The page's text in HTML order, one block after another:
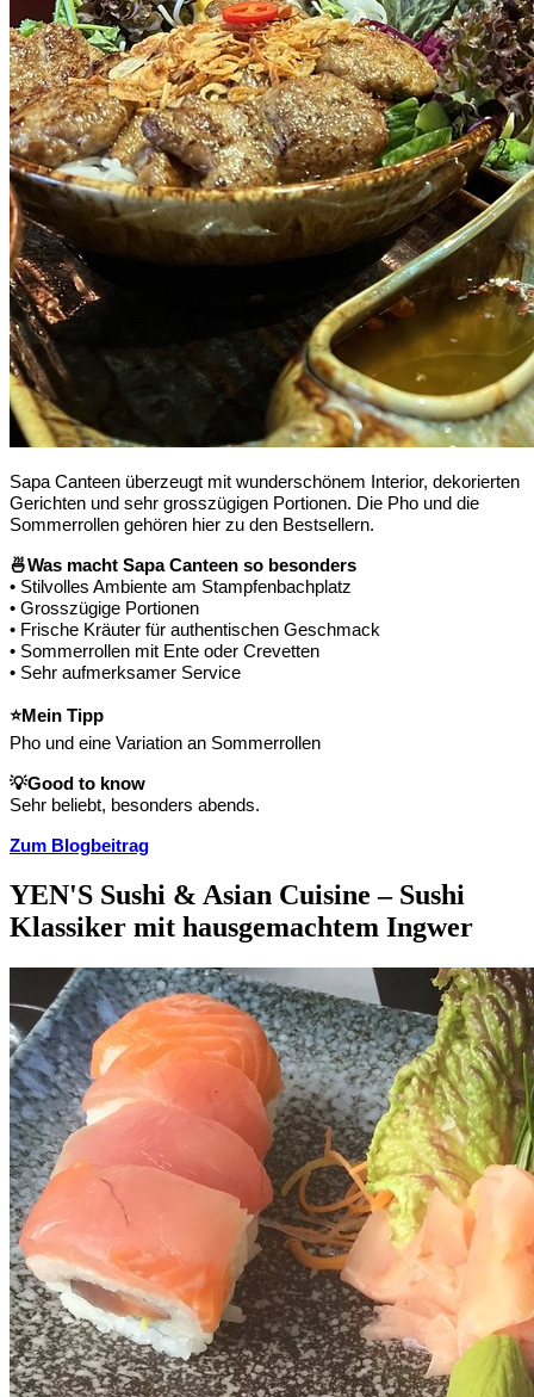
Sapa Canteen überzeugt mit wunderschönem Interior, dekorierten
Gerichten und sehr grosszügigen Portionen. Die Pho und die
Sommerrollen gehören hier zu den Bestsellern.
🍜Was macht Sapa Canteen so besonders
• Stilvolles Ambiente am Stampfenbachplatz
• Grosszügige Portionen
• Frische Kräuter für authentischen Geschmack
• Sommerrollen mit Ente oder Crevetten
• Sehr aufmerksamer Service
⭐Mein Tipp
Pho und eine Variation an Sommerrollen
💡Good to know
Sehr beliebt, besonders abends.
Zum Blogbeitrag
YEN'S Sushi & Asian Cuisine – Sushi
Klassiker mit hausgemachtem Ingwer